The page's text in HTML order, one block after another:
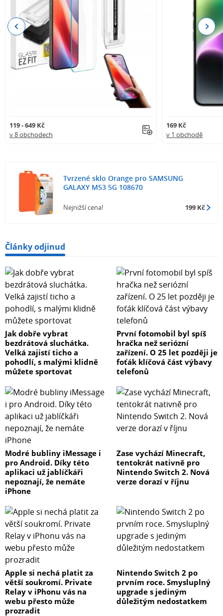
119 - 649 Kč
v 8 obchodech
169 Kč
v 1 obchodě
Previous Next
Tvrzené sklo Orange pro SAMSUNG
GALAXY M53 5G 108670
Nejnižší cena! 199 Kč
Články odjinud
Jak dobře vybrat
bezdrátová sluchátka.
Velká zajistí ticho a
pohodlí, s malými klidně
můžete sportovat
První fotomobil byl spíš
hračka než seriózní
zařízení. O 25 let později je
foťák klíčová část výbavy
telefonů
Modré bubliny iMessage i
pro Android. Díky této
aplikaci už jablíčkáři
nepoznají, že nemáte
iPhone
Zase vychází Minecraft,
tentokrát nativně pro
Nintendo Switch 2. Nová
verze dorazí v říjnu
Apple si nechá platit za
větší soukromí. Private
Relay v iPhonu vás na
webu přesto může
prozradit
Nintendo Switch 2 po
prvním roce. Smysluplný
upgrade s jediným
důležitým nedostatkem